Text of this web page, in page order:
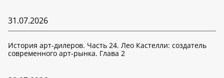
31.07.2026
История арт-дилеров. Часть 24. Лео Кастелли: создатель
современного арт-рынка. Глава 2